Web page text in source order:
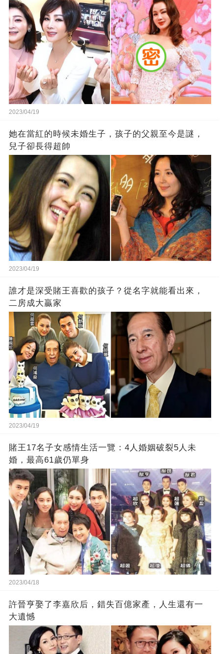
2023/04/19
她在當紅的時候未婚生子，孩子的父親至今是謎，
兒子卻長得超帥
2023/04/19
誰才是深受賭王喜歡的孩子？從名字就能看出來，
二房成大贏家
2023/04/19
賭王17名子女感情生活一覽：4人婚姻破裂5人未
婚，最高61歲仍單身
2023/04/18
許晉亨娶了李嘉欣后，錯失百億家產，人生還有一
大遺憾